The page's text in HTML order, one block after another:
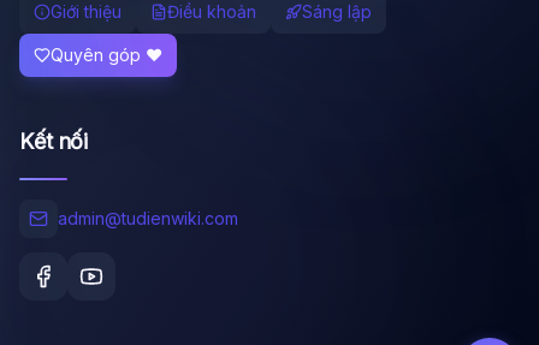
Giới thiệu Điều khoản Sáng lập
Quyên góp ❤️
Kết nối
admin@tudienwiki.com